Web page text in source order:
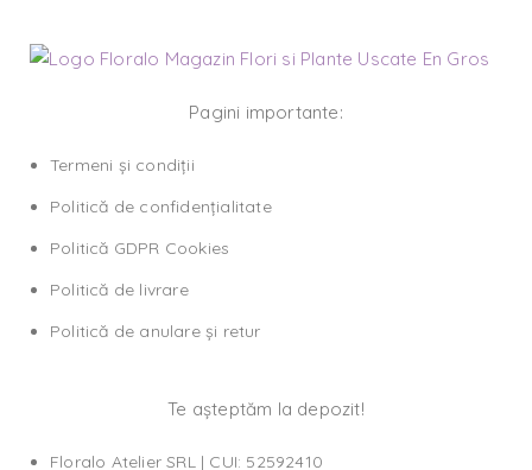
Pagini importante:
Termeni și condiții
Politică de confidențialitate
Politică GDPR Cookies
Politică de livrare
Politică de anulare și retur
Te așteptăm la depozit!
Floralo Atelier SRL | CUI: 52592410